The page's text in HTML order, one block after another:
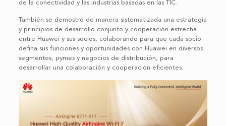
de la conectividad y las industrias basadas en las TIC.
También se demostró de manera sistematizada una estrategia
y principios de desarrollo conjunto y cooperación estrecha
entre Huawei y sus socios, colaborando para que cada socio
defina sus funciones y oportunidades con Huawei en diversos
segmentos, pymes y negocios de distribución, para
desarrollar una colaboración y cooperación eficientes.